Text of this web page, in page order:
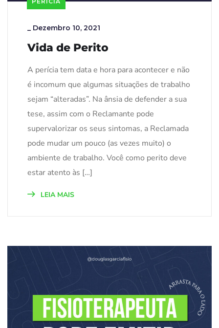
_ Dezembro 10, 2021
Vida de Perito
A perícia tem data e hora para acontecer e não
é incomum que algumas situações de trabalho
sejam “alteradas”. Na ânsia de defender a sua
tese, assim com o Reclamante pode
supervalorizar os seus sintomas, a Reclamada
pode mudar um pouco (as vezes muito) o
ambiente de trabalho. Você como perito deve
estar atento às […]
LEIA MAIS